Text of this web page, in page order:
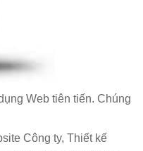
Web tiên tiến. Chúng
Công ty, Thiết kế